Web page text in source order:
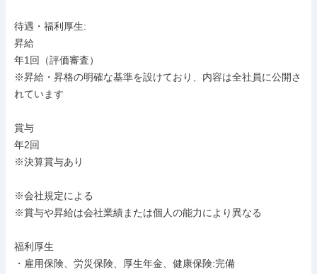
待遇・福利厚生:
昇給
年1回（評価審査）
※昇給・昇格の明確な基準を設けており、内容は全社員に公開さ
れています
賞与
年2回
※決算賞与あり
※会社規定による
※賞与や昇給は会社業績または個人の能力により異なる
福利厚生
・雇用保険、労災保険、厚生年金、健康保険:完備